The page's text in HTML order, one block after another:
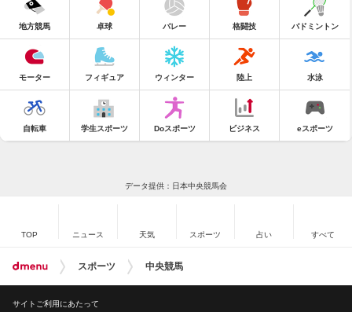
地方競馬 卓球 バレー 格闘技 バドミントン
モーター フィギュア ウィンター 陸上 水泳
自転車 学生スポーツ Doスポーツ ビジネス eスポーツ
データ提供：日本中央競馬会
TOP ニュース 天気 スポーツ 占い すべて
スポーツ 中央競馬
サイトご利用にあたって